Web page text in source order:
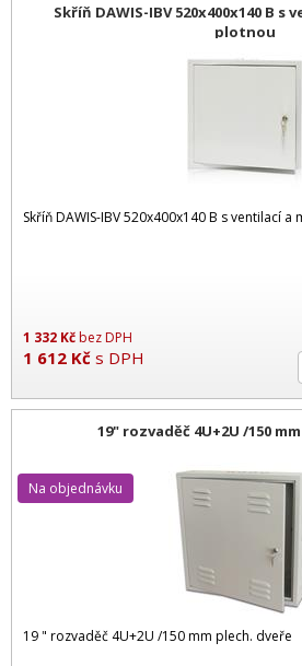
Skříň DAWIS-IBV 520x400x140 B
plotnou
Skříň DAWIS-IBV 520x400x140 B s ventilací
1 332 Kčbez DPH
1 612 Kč s DPH
19" rozvaděč 4U+2U /150
19 " rozvaděč 4U+2U /150 mm plech. dveře
Na objednávku